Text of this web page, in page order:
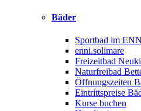
Bäder
Sportbad im
enni.solimare
Freizeitbad
Naturfreibad
Öffnungszeiten
Eintrittspreise
Kurse buchen